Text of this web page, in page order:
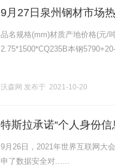
9月27日泉州钢材市场
品名规格(mm)材质产地价格(元/
2.75*1500*CQ235B本钢
沃森网 发布于 2021-10-20
特斯拉承诺“个人身份信
9月26日，2021年世界互联网大
申了数据安全对......